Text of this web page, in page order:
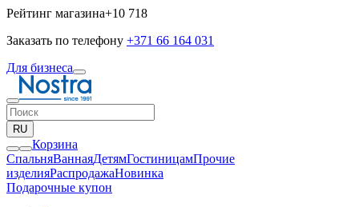
Рейтинг магазина+10 718
Заказать по телефону +371 66 164 031
Для бизнеса
RU
Корзина
СпальняВаннаяДетямГостиницамПрочие
изделияPаспродажаНовинка
Подарочные купон